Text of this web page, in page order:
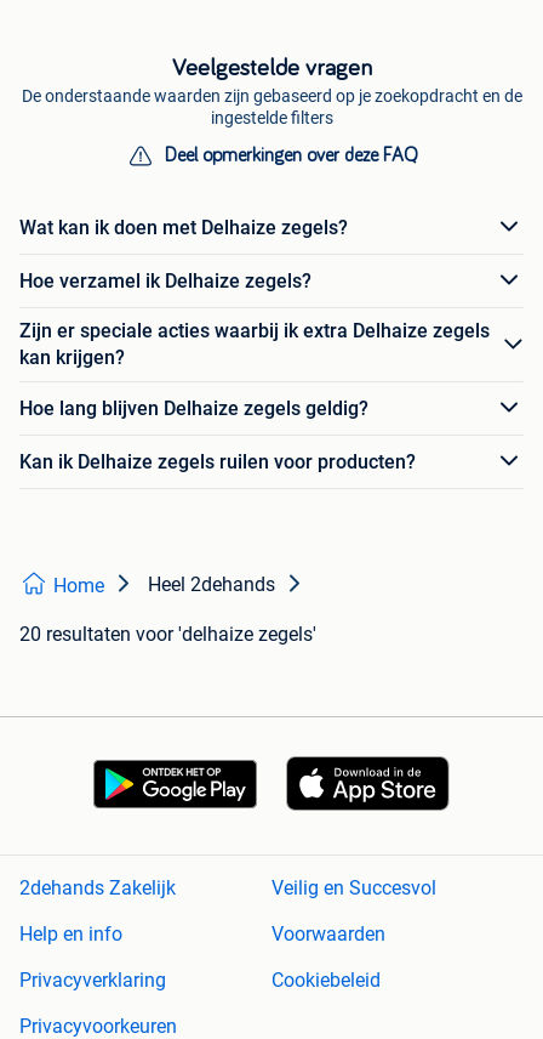
Veelgestelde vragen
De onderstaande waarden zijn gebaseerd op je zoekopdracht en de
ingestelde filters
Deel opmerkingen over deze FAQ
Wat kan ik doen met Delhaize zegels?
Hoe verzamel ik Delhaize zegels?
Zijn er speciale acties waarbij ik extra Delhaize zegels
kan krijgen?
Hoe lang blijven Delhaize zegels geldig?
Kan ik Delhaize zegels ruilen voor producten?
Home Heel 2dehands
20 resultaten voor 'delhaize zegels'
2dehands Zakelijk
Veilig en Succesvol
Help en info
Voorwaarden
Privacyverklaring
Cookiebeleid
Privacyvoorkeuren